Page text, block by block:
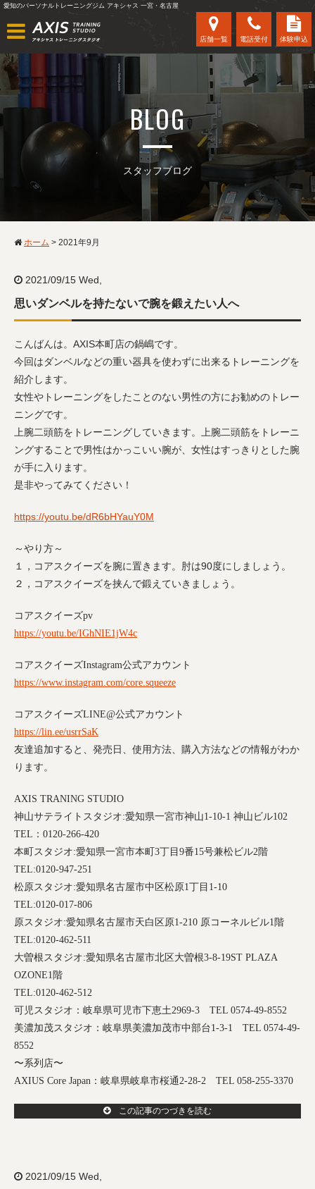
愛知のパーソナルトレーニングジム アキシャス 一宮・名古屋
店舗一覧 電話受付 体験申込
BLOG
スタッフブログ
ホーム > 2021年9月
2021/09/15 Wed,
思いダンベルを持たないで腕を鍛えたい人へ
こんばんは。AXIS本町店の鍋嶋です。
今回はダンベルなどの重い器具を使わずに出来るトレーニングを
紹介します。
女性やトレーニングをしたことのない男性の方にお勧めのトレー
ニングです。
上腕二頭筋をトレーニングしていきます。上腕二頭筋をトレーニ
ングすることで男性はかっこいい腕が、女性はすっきりとした腕
が手に入ります。
是非やってみてください！
https://youtu.be/dR6bHYauY0M
～やり方～
１，コアスクイーズを腕に置きます。肘は90度にしましょう。
２，コアスクイーズを挟んで鍛えていきましょう。
コアスクイーズpv
https://youtu.be/IGhNIE1jW4c
コアスクイーズInstagram公式アカウント
https://www.instagram.com/core.squeeze
コアスクイーズLINE@公式アカウント
https://lin.ee/usrrSaK
友達追加すると、発売日、使用方法、購入方法などの情報がわか
ります。
AXIS TRANING STUDIO
神山サテライトスタジオ:愛知県一宮市神山1-10-1 神山ビル102
TEL ： 0120-266-420
本町スタジオ:愛知県一宮市本町 3丁目 9番15号兼松ビル2階
TEL:0120-947-251
松原スタジオ:愛知県名古屋市中区松原1丁目 1-10
TEL:0120-017-806
原スタジオ:愛知県名古屋市天白区原1-210 原コーネルビル1 階
TEL:0120-462-511
大曽根スタジオ:愛知県名古屋市北区大曽根3-8-19ST PLAZA
OZONE1 階
TEL:0120-462-512
可児スタジオ：岐阜県可児市下恵土2969-3
TEL 0574-49-8552
美濃加茂スタジオ：岐阜県美濃加茂市中部台1-3-1
TEL 0574-49-
8552
〜系列店〜
AXIUS Core Japan ：岐阜県岐阜市桜通2-28-2 TEL 058-255-3370
この記事のつづきを読む
2021/09/15 Wed,